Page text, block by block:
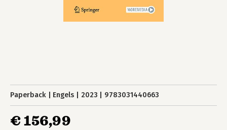
Paperback Engels 2023 9783031440663
€ 156,99